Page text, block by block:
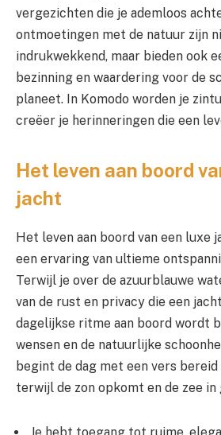
vergezichten die je ademloos
ontmoetingen met de natuur zijn
indrukwekkend, maar bieden ook
bezinning en waardering voor de
planeet. In Komodo worden je
creëer je herinneringen die een
Het leven aan boord
jacht
Het leven aan boord van een luxe
een ervaring van ultieme
Terwijl je over de azuurblauwe
van de rust en privacy die een
dagelijkse ritme aan boord wordt
wensen en de natuurlijke
begint de dag met een vers
terwijl de zon opkomt en de zee